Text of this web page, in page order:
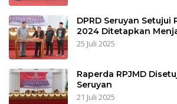
DPRD Seruyan Setujui
2024 Ditetapkan
25 Juli 2025
Raperda RPJMD
Seruyan
21 Juli 2025